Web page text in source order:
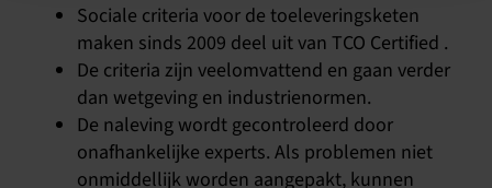
Sociale criteria voor de toeleveringsketen
maken sinds 2009 deel uit van TCO Certified .
De criteria zijn veelomvattend en gaan verder
dan wetgeving en industrienormen.
De naleving wordt gecontroleerd door
onafhankelijke experts. Als problemen niet
onmiddellijk worden aangepakt, kunnen